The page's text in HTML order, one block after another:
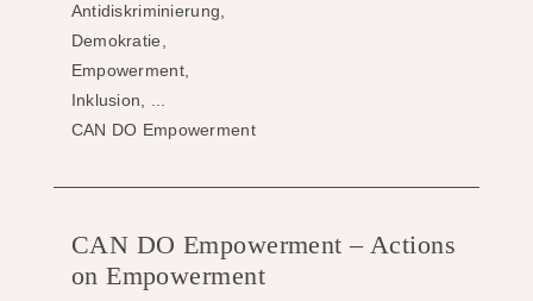
Antidiskriminierung,
Demokratie,
Empowerment,
Inklusion, ...
CAN DO Empowerment
CAN DO Empowerment – Actions
on Empowerment